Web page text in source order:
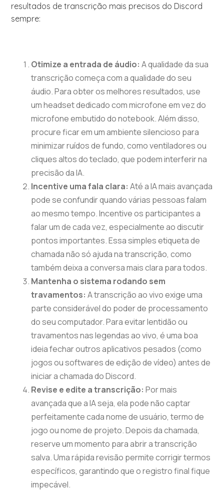
resultados de transcrição mais precisos do Discord
sempre:
Otimize a entrada de áudio:A qualidade da sua
transcrição começa com a qualidade do seu
áudio. Para obter os melhores resultados, use
um headset dedicado com microfone em vez do
microfone embutido do notebook. Além disso,
procure ficar em um ambiente silencioso para
minimizar ruídos de fundo, como ventiladores ou
cliques altos do teclado, que podem interferir na
precisão da IA.
Incentive uma fala clara:Até a IA mais avançada
pode se confundir quando várias pessoas falam
ao mesmo tempo. Incentive os participantes a
falar um de cada vez, especialmente ao discutir
pontos importantes. Essa simples etiqueta de
chamada não só ajuda na transcrição, como
também deixa a conversa mais clara para todos.
Mantenha o sistema rodando sem
travamentos: A transcrição ao vivo exige uma
parte considerável do poder de processamento
do seu computador. Para evitar lentidão ou
travamentos nas legendas ao vivo, é uma boa
ideia fechar outros aplicativos pesados (como
jogos ou softwares de edição de vídeo) antes de
iniciar a chamada do Discord.
Revise e edite a transcrição: Por mais
avançada que a IA seja, ela pode não captar
perfeitamente cada nome de usuário, termo de
jogo ou nome de projeto. Depois da chamada,
reserve um momento para abrir a transcrição
salva. Uma rápida revisão permite corrigir termos
específicos, garantindo que o registro final fique
impecável.